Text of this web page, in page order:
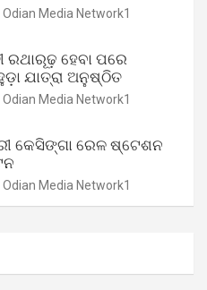
Odian Media Network1
ରଥାରୂଢ଼ ହେବା ପରେ
ଯାତ୍ରା ଅନୁଷ୍ଠିତ
Odian Media Network1
କେସିଙ୍ଗା ରେଳ ଷ୍ଟେଶନ
Odian Media Network1